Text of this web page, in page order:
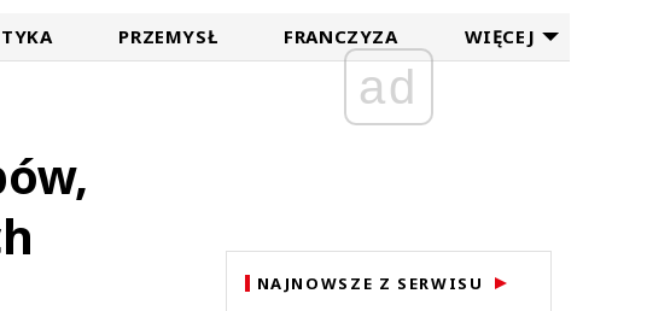
PRZEMYSŁ FRANCZYZA WIĘCEJ
ad
NAJNOWSZE Z SERWISU